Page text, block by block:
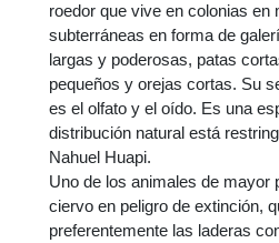
roedor que vive en colonias en
subterráneas en forma de
largas y poderosas, patas
pequeños y orejas cortas. Su
es el olfato y el oído. Es una
distribución natural está
Nahuel Huapi.
Uno de los animales de mayor
ciervo en peligro de extinción,
preferentemente las laderas